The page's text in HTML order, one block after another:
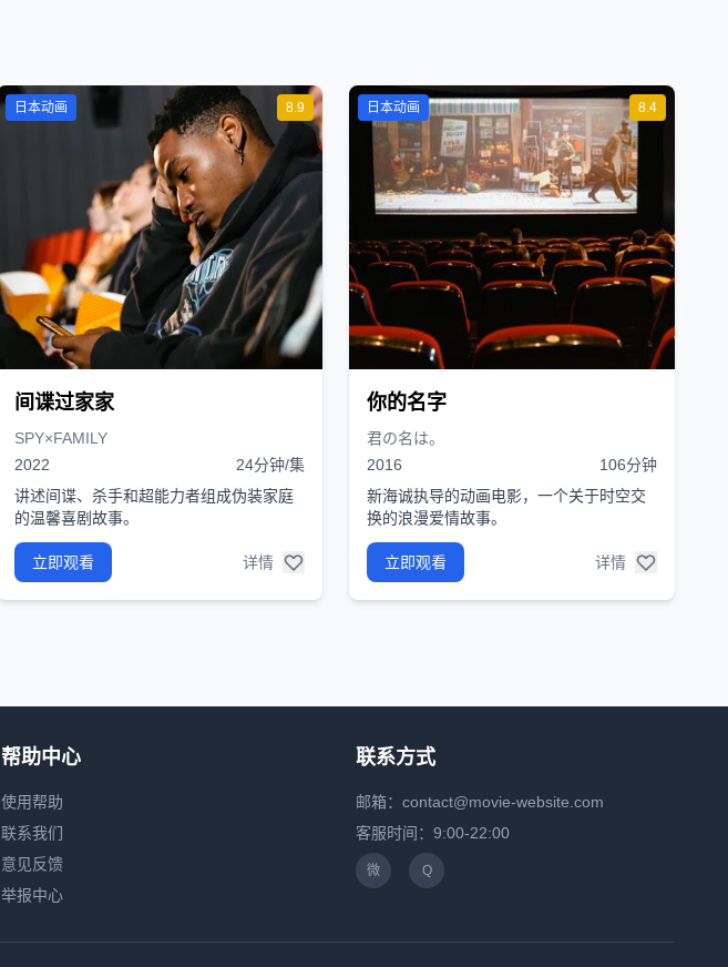
8.9
日本动画
间谍过家家
SPY×FAMILY
2022
24分钟/集
讲述间谍、杀手和超能力者组成伪装家庭
的温馨喜剧故事。
立即观看 详情
8.4
日本动画
你的名字
君の名は。
2016
106分钟
新海诚执导的动画电影，一个关于时空交
换的浪漫爱情故事。
立即观看 详情
帮助中心
使用帮助
联系我们
意见反馈
举报中心
联系方式
邮箱：contact@movie-website.com
客服时间：9:00-22:00
微 Q